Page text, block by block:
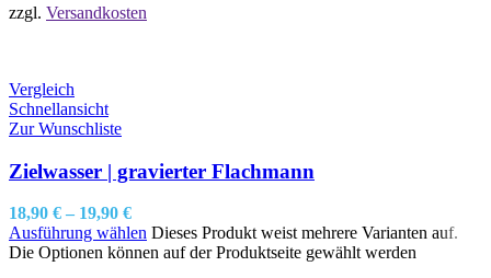
zzgl. Versandkosten
Vergleich
Schnellansicht
Zur Wunschliste
Zielwasser | gravierter Flachmann
18,90 € – 19,90 €
Ausführung wählen Dieses Produkt weist mehrere Varianten auf.
Die Optionen können auf der Produktseite gewählt werden